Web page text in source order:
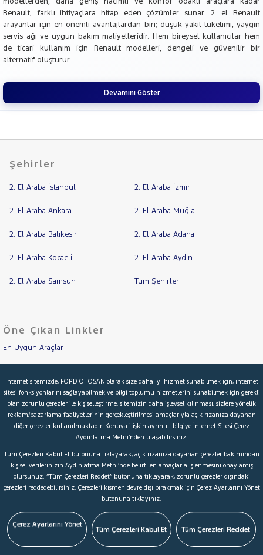
Renault, farklı ihtiyaçlara hitap eden çözümler sunar. 2. el Renault
arayanlar için en önemli avantajlardan biri; düşük yakıt tüketimi, yaygın
servis ağı ve uygun bakım maliyetleridir. Hem bireysel kullanıcılar hem
de ticari kullanım için Renault modelleri, dengeli ve güvenilir bir
alternatif oluşturur.
Devamını Göster
Şehirler
2. El Araba İstanbul 2. El Araba İzmir
2. El Araba Ankara 2. El Araba Muğla
2. El Araba Balıkesir 2. El Araba Adana
2. El Araba Kocaeli 2. El Araba Aydın
2. El Araba Samsun Tüm Şehirler
Öne Çıkan Linkler
En Uygun Araçlar
İkinci El Garanti
Kampanyalar
Kredi Hesaplama & Başvuru
© 2026 Ford Türkiye Ford Kurumsal Hakkımızda
Şartlar & Kişisel Verilerin Korunması S.S.S.
Çerez Tercihleri
İnternet sitemizde, FORD OTOSAN olarak size daha iyi hizmet sunabilmek için, internet
sitesi fonksiyonlarını sağlayabilmek ve bilgi toplumu hizmetlerini sunabilmek için gerekli
olan zorunlu çerezler ile kişiselleştirme, sitemizin daha işlevsel kılınması, sizlere yönelik
reklam/pazarlama faaliyetlerinin gerçekleştirilmesi amaçlarıyla açık rızanıza dayanan
diğer çerezler kullanılmaktadır. Konuya ilişkin ayrıntılı bilgiye İnternet Sitesi Çerez
Aydınlatma Metni’nden ulaşabilirsiniz.
Tüm Çerezleri Kabul Et butonuna tıklayarak, açık rızanıza dayanan çerezler bakımından
kişisel verilerinizin Aydınlatma Metni’nde belirtilen amaçlarla işlenmesini onaylamış
olursunuz. “Tüm Çerezleri Reddet” butonuna tıklayarak, zorunlu çerezler dışındaki
çerezleri reddedebilirsiniz. Çerezleri kısmen devre dışı bırakmak için Çerez Ayarlarını Yönet
butonuna tıklayınız.
Çerez Ayarlarını Yönet
Tüm Çerezleri Kabul Et Tüm Çerezleri Reddet